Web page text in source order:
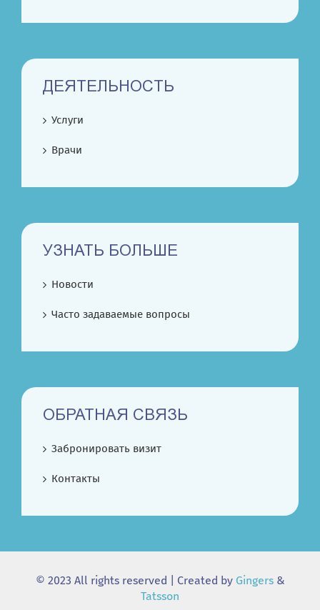
ДЕЯТЕЛЬНОСТЬ
Услуги
Врачи
УЗНАТЬ БОЛЬШЕ
Новости
Часто задаваемые вопросы
ОБРАТНАЯ СВЯЗЬ
Забронировать визит
Контакты
© 2023 All rights reserved | Created by Gingers &
Tatsson